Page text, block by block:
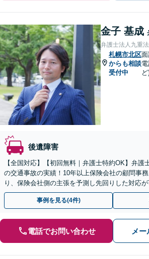
金子 基成
弁護士法人九重
札幌市北区
からも相談
受付中
面
後遺障害
【全国対応】【初回無料｜弁護士特約OK】弁護
の交通事故の実績！10年以上保険会社の顧問事
り、保険会社側の主張を予測し先回りした対応
ムとなり示談交渉、休業損害、後遺障害等に対
事例を見る(4件)
電話でお問い合わせ メ